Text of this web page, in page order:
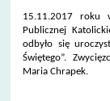
15.11.2017 roku
Publicznej
odbyło się
Świętego”.
Maria Chrapek.